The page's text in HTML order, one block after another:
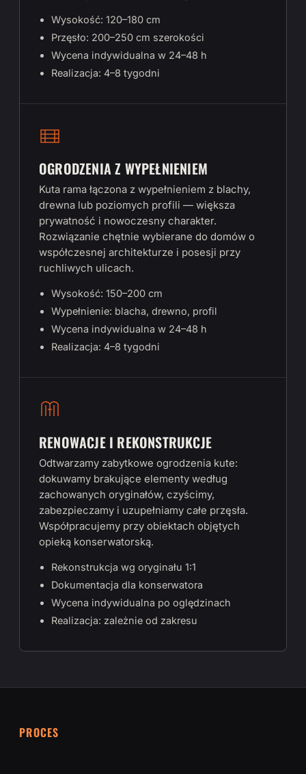
Wysokość: 120–180 cm
Przęsło: 200–250 cm szerokości
Wycena indywidualna w 24–48 h
Realizacja: 4–8 tygodni
OGRODZENIA Z WYPEŁNIENIEM
Kuta rama łączona z wypełnieniem z blachy,
drewna lub poziomych profili — większa
prywatność i nowoczesny charakter.
Rozwiązanie chętnie wybierane do domów o
współczesnej architekturze i posesji przy
ruchliwych ulicach.
Wysokość: 150–200 cm
Wypełnienie: blacha, drewno, profil
Wycena indywidualna w 24–48 h
Realizacja: 4–8 tygodni
RENOWACJE I REKONSTRUKCJE
Odtwarzamy zabytkowe ogrodzenia kute:
dokuwamy brakujące elementy według
zachowanych oryginałów, czyścimy,
zabezpieczamy i uzupełniamy całe przęsła.
Współpracujemy przy obiektach objętych
opieką konserwatorską.
Rekonstrukcja wg oryginału 1:1
Dokumentacja dla konserwatora
Wycena indywidualna po oględzinach
Realizacja: zależnie od zakresu
PROCES